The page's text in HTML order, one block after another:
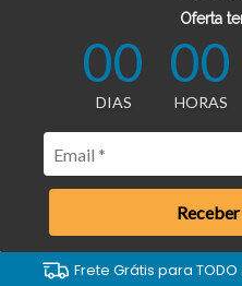
Oferta
00
DIAS
00
HORAS
Frete Grátis para TODO